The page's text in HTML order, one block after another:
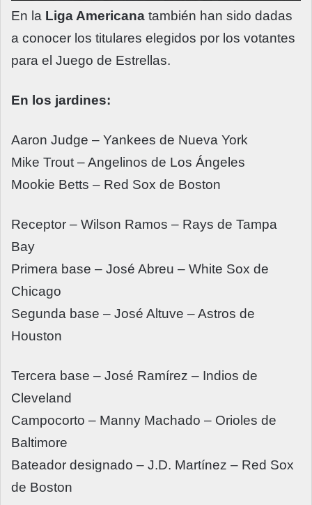
En la Liga Americana también han sido dadas
a conocer los titulares elegidos por los votantes
para el Juego de Estrellas.
En los jardines:
Aaron Judge – Yankees de Nueva York
Mike Trout – Angelinos de Los Ángeles
Mookie Betts – Red Sox de Boston
Receptor – Wilson Ramos – Rays de Tampa
Bay
Primera base – José Abreu – White Sox de
Chicago
Segunda base – José Altuve – Astros de
Houston
Tercera base – José Ramírez – Indios de
Cleveland
Campocorto – Manny Machado – Orioles de
Baltimore
Bateador designado – J.D. Martínez – Red Sox
de Boston